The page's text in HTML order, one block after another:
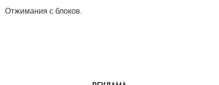
Отжимания с блоков.